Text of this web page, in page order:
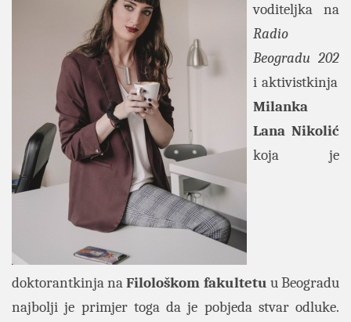
voditeljka na
Radio
Beogradu 202
i aktivistkinja
Milanka
Lana Nikolić
koja je
doktorantkinja naFilološkom fakultetu u Beogradu
najbolji je primjer toga da je pobjeda stvar odluke.